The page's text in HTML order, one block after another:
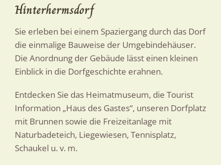
Hinterhermsdorf
Sie erleben bei einem Spaziergang durch das Dorf
die einmalige Bauweise der Umgebindehäuser.
Die Anordnung der Gebäude lässt einen kleinen
Einblick in die Dorfgeschichte erahnen.
Entdecken Sie das Heimatmuseum, die Tourist
Information „Haus des Gastes“, unseren Dorfplatz
mit Brunnen sowie die Freizeitanlage mit
Naturbadeteich, Liegewiesen, Tennisplatz,
Schaukel u. v. m.